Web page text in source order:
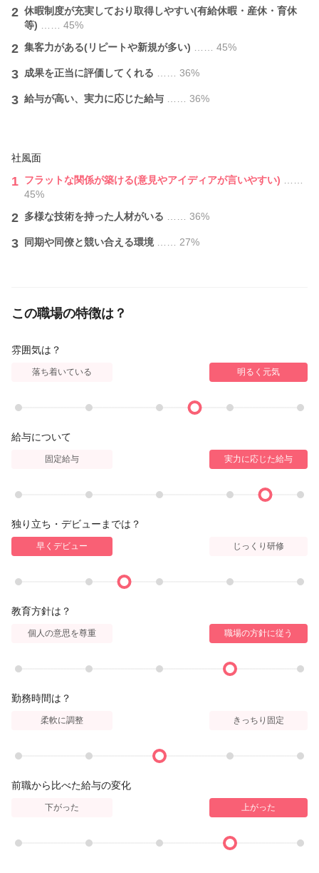
2 休暇制度が充実しており取得しやすい(有給休暇・産休・育休
等)
…… 45%
2 集客力がある(リピートや新規が多い) …… 45%
3 成果を正当に評価してくれる …… 36%
3 給与が⾼い、実力に応じた給与 …… 36%
社風面
1 フラットな関係が築ける(意見やアイディアが言いやすい)
45%
2 多様な技術を持った人材がいる …… 36%
3 同期や同僚と競い合える環境 …… 27%
この職場の特徴は？
雰囲気は？
落ち着いている 明るく元気
給与について
固定給与 実力に応じた給与
独り立ち・デビューまでは？
早くデビュー じっくり研修
教育方針は？
個人の意思を尊重 職場の方針に従う
勤務時間は？
柔軟に調整 きっちり固定
前職から比べた給与の変化
下がった 上がった